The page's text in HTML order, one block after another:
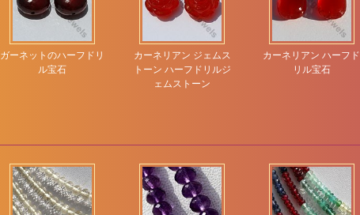
ガーネットのハーフドリ
ル宝石
カーネリアン ジェムス
トーン ハーフドリルジ
ェムストーン
カーネリアン ハーフド
リル宝石